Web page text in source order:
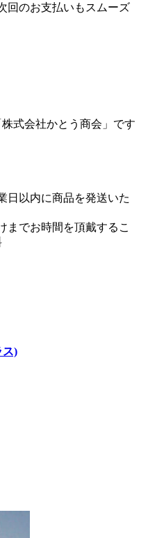
回のお支払いもスムーズ
式会社かとう商会」です
日以内に商品を発送いた
までお時間を頂戴するこ
ス)